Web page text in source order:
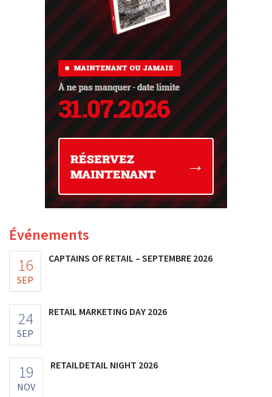
Événements
16
SEP
CAPTAINS OF RETAIL – SEPTEMBRE 2026
24
SEP
RETAIL MARKETING DAY 2026
19
NOV
RETAILDETAIL NIGHT 2026